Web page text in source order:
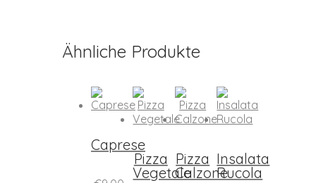
Ähnliche Produkte
Caprese
Pizza
Vegetale
Pizza
Calzone
Insalata
Rucola